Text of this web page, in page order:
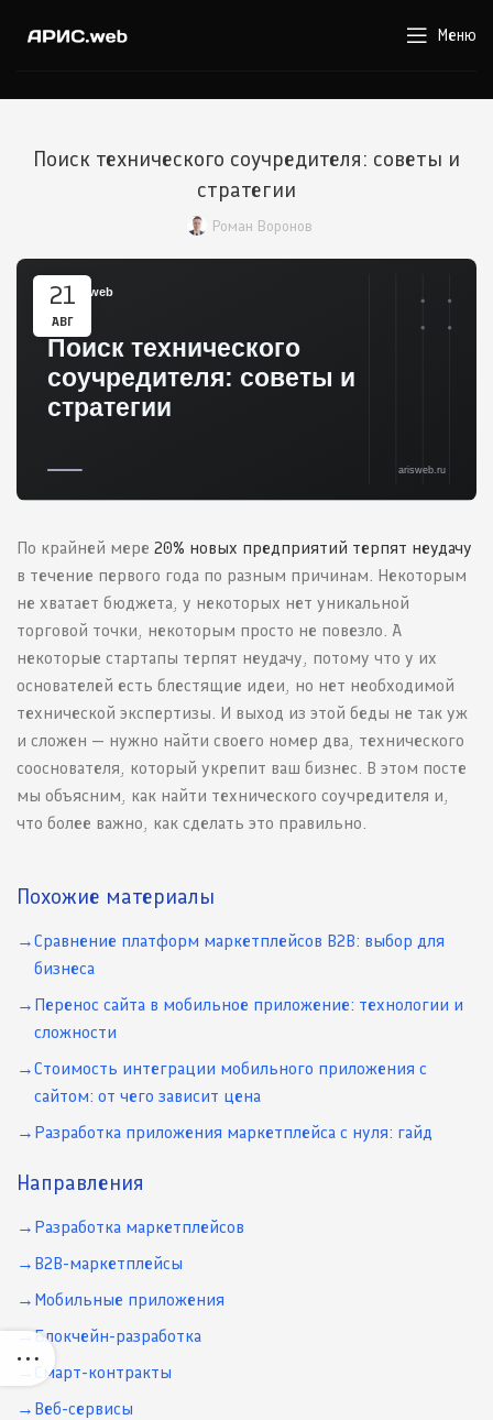
Меню
Поиск технического соучредителя: советы и
стратегии
Роман Воронов
21
АВГ
По крайней мере 20% новых предприятий терпят неудачу
в течение первого года по разным причинам. Некоторым
не хватает бюджета, у некоторых нет уникальной
торговой точки, некоторым просто не повезло. А
некоторые стартапы терпят неудачу, потому что у их
основателей есть блестящие идеи, но нет необходимой
технической экспертизы. И выход из этой беды не так уж
и сложен — нужно найти своего номер два, технического
сооснователя, который укрепит ваш бизнес. В этом посте
мы объясним, как найти технического соучредителя и,
что более важно, как сделать это правильно.
Похожие материалы
Сравнение платформ маркетплейсов B2B: выбор для
бизнеса
Перенос сайта в мобильное приложение: технологии и
сложности
Стоимость интеграции мобильного приложения с
сайтом: от чего зависит цена
Разработка приложения маркетплейса с нуля: гайд
Направления
Разработка маркетплейсов
B2B-маркетплейсы
Мобильные приложения
Блокчейн-разработка
Смарт-контракты
Веб-сервисы